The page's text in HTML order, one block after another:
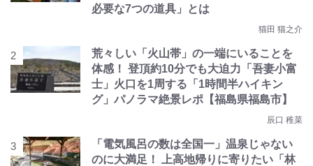
必要な7つの道具」とは
猫田 猫之介
荒々しい「火山帯」の一端にいることを
体感！ 登頂約10分でも大迫力「吾妻小富
士」火口を1周する「1時間半ハイキン
グ」パノラマ絶景レポ【福島県福島市】
辰口 稚菜
「電気風呂の数は全国一」温泉じゃない
のに大満足！ 上高地帰りに寄りたい「林